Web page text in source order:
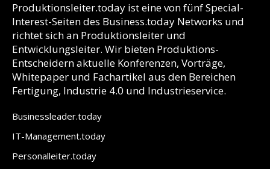
Produktionsleiter.today ist eine von fünf Special-
Interest-Seiten des Business.today Networks und
richtet sich an Produktionsleiter und
Entwicklungsleiter. Wir bieten Produktions-
Entscheidern aktuelle Konferenzen, Vorträge,
Whitepaper und Fachartikel aus den Bereichen
Fertigung, Industrie 4.0 und Industrieservice.
Businessleader.today
IT-Management.today
Personalleiter.today